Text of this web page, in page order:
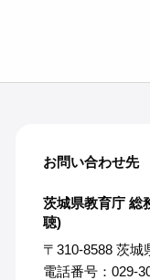
お問い合わせ先
茨城県教育庁 総
聴)
〒310-8588 茨城
電話番号：029-